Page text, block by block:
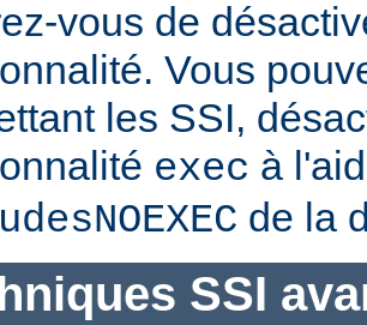
vous de
Vous
les SSI,
exec à
de la
SSI